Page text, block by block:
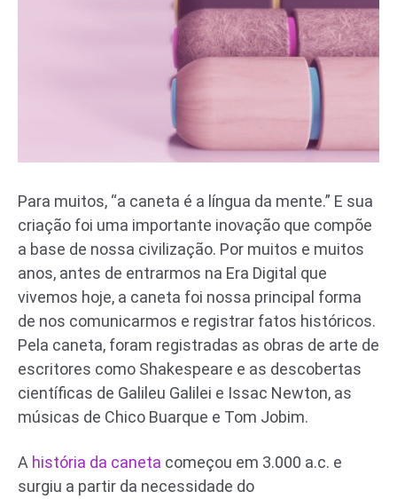
Para muitos, “a caneta é a língua da mente.” E sua
criação foi uma importante inovação que compõe
a base de nossa civilização. Por muitos e muitos
anos, antes de entrarmos na Era Digital que
vivemos hoje, a caneta foi nossa principal forma
de nos comunicarmos e registrar fatos históricos.
Pela caneta, foram registradas as obras de arte de
escritores como Shakespeare e as descobertas
científicas de Galileu Galilei e Issac Newton, as
músicas de Chico Buarque e Tom Jobim.
A história da caneta começou em 3.000 a.c. e
surgiu a partir da necessidade do